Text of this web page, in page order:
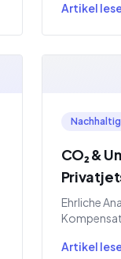
Artikel
CO₂ &
Ehrliche
Artikel